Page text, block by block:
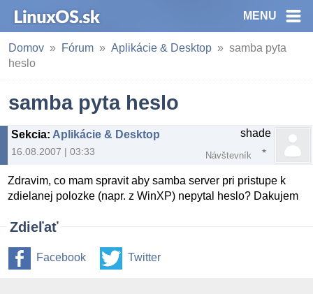
MENU
Domov Fórum Aplikácie & Desktop
samba pyta
heslo
samba pyta heslo
Sekcia: Aplikácie & Desktop
16.08.2007 | 03:33
shade
Návštevník
Zdravim, co mam spravit aby samba server pri pristupe k
zdielanej polozke (napr. z WinXP) nepytal heslo? Dakujem
Zdieľať
Facebook Twitter